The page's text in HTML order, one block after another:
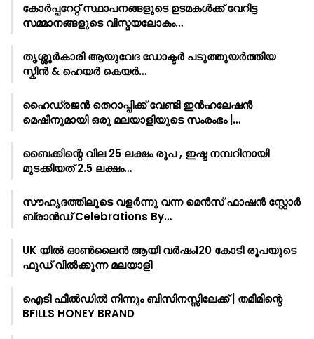
കോർപ്പറേറ്റ് സ്ഥാപനങ്ങളുടെ ഉടമകൾക്ക് വേറിട്ട
സമ്മാനങ്ങളുടെ വിസ്മയലോകം…
തൃശ്ശൂർകാരി ആയുവേദ ഡോക്ടർ പടുത്തുയർത്തിയ
സ്കിൻ & ഹെയർ കെയർ…
ഹൈഡ്രജൻ തെറാപ്പിക്ക് വേണ്ടി ഇൻഹലേഷൻ
മെഷീനുമായി ഒരു മലയാളിയുടെ സംരംഭം |…
ബൈക്കിന്റെ വില 25 ലക്ഷം രൂപ , ഇഷ്ട നമ്പറിനായി
മുടക്കിയത് 2.5 ലക്ഷം…
സൗഹൃദത്തിലൂടെ വളർന്നു വന്ന മെൻസ് ഫാഷൻ സ്റ്റോർ
ബ്രാൻഡ് Celebrations By…
UK യിൽ ഓൺലൈൻ ആയി വർഷം120 കോടി രൂപയുടെ
ഫുഡ് വിൽക്കുന്ന മലയാളി
ഐടി ഫീൽഡിൽ നിന്നും ബിസിനസ്സിലേക്ക് | തമീമിന്റെ
BFILLS HONEY BRAND